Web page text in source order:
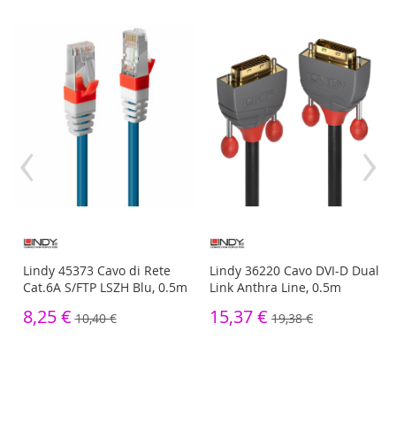
Lindy 45373 Cavo di Rete
Cat.6A S/FTP LSZH Blu, 0.5m
8,25 € 10,40 €
Lindy 36220 Cavo DVI-D Dual
Link Anthra Line, 0.5m
15,37 € 19,38 €
‹ ›